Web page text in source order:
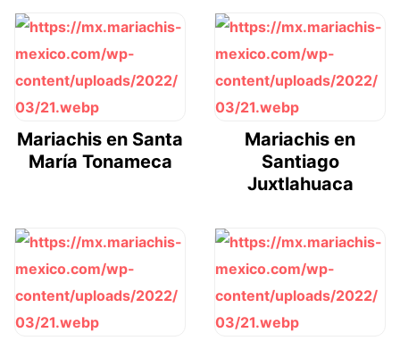
Mariachis en Santa
María Tonameca
Mariachis en
Santiago
Juxtlahuaca